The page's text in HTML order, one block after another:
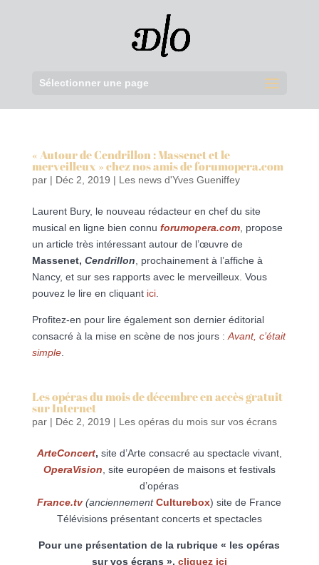
Sélectionner une page
« Autour de Cendrillon : Massenet et le
merveilleux » chez nos amis de forumopera.com
par | Déc 2, 2019 | Les news d'Yves Gueniffey
Laurent Bury, le nouveau rédacteur en chef du site
musical en ligne bien connu forumopera.com, propose
un article très intéressant autour de l’œuvre de
Massenet, Cendrillon , prochainement à l’affiche à
Nancy, et sur ses rapports avec le merveilleux. Vous
pouvez le lire en cliquant ici.
Profitez-en pour lire également son dernier éditorial
consacré à la mise en scène de nos jours : Avant, c’était
simple.
Les opéras du mois de décembre en accès gratuit
sur Internet
par | Déc 2, 2019 | Les opéras du mois sur vos écrans
ArteConcert, site d’Arte consacré au spectacle vivant,
OperaVision , site européen de maisons et festivals
d’opéras
France.tv (anciennementCulturebox) site de France
Télévisions présentant concerts et spectacles
Pour une présentation de la rubrique « les opéras
sur vos écrans », cliquez ici